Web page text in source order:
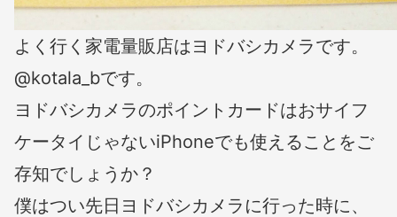
よく行く家電量販店はヨドバシカメラです。
@kotala_bです。
ヨドバシカメラのポイントカードはおサイフ
ケータイじゃないiPhoneでも使えることをご
存知でしょうか？
僕はつい先日ヨドバシカメラに行った時に、